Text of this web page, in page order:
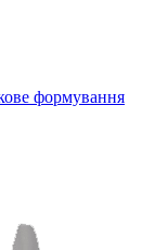
формування